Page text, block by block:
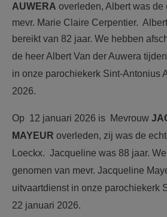
AUWERA overleden, Albert was de
mevr. Marie Claire Cerpentier.
bereikt van 82 jaar. We hebben
de heer Albert Van der Auwera
in onze parochiekerk Sint-Antonius
2026.
Op 12 januari 2026 is Mevrouw
MAYEUR overleden, zij was de
Loeckx. Jacqueline was 88 jaar.
genomen van mevr. Jacqueline
uitvaartdienst in onze parochiekerk
22 januari 2026.